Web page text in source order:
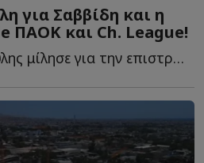
για Σαββίδη και η
ΠΑΟΚ και Ch. League!
Ο Δημήτρης Γιαννούλης μίλησε για την επιστροφή του σ...